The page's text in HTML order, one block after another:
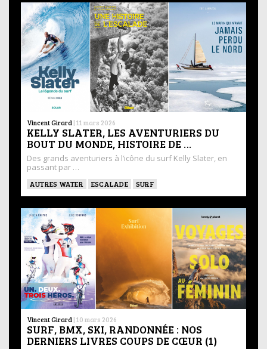
Vincent Girard | 11 mars 2026
KELLY SLATER, LES AVENTURIERS DU
BOUT DU MONDE, HISTOIRE DE …
Des grands aventuriers à l’icône du surf Kelly Slater, en
passant par …
AUTRES WATER ESCALADE SURF
Vincent Girard | 10 mars 2026
SURF, BMX, SKI, RANDONNÉE : NOS
DERNIERS LIVRES COUPS DE CŒUR (1)